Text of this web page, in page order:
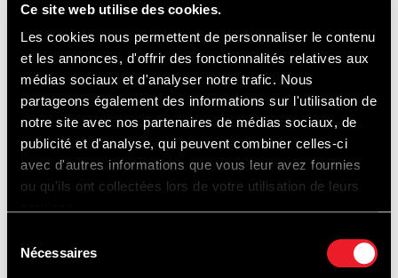
Ce site web utilise des cookies.
Les cookies nous permettent de personnaliser le contenu
et les annonces, d'offrir des fonctionnalités relatives aux
médias sociaux et d'analyser notre trafic. Nous
partageons également des informations sur l'utilisation de
notre site avec nos partenaires de médias sociaux, de
publicité et d'analyse, qui peuvent combiner celles-ci
avec d'autres informations que vous leur avez fournies
ou qu'ils ont collectées lors de votre utilisation de leurs
Nécessaires
Aktivitäten:
Treffen Sie Fahrer, Clubs und Teams
Bewundern Sie die schönsten aktuellen